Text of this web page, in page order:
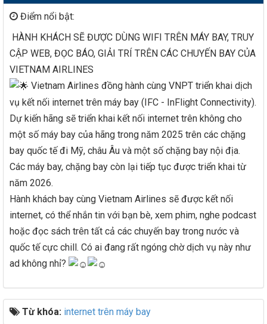
Điểm nổi bật:
HÀNH KHÁCH SẼ ĐƯỢC DÙNG WIFI TRÊN MÁY BAY, TRUY
CẬP WEB, ĐỌC BÁO, GIẢI TRÍ TRÊN CÁC CHUYẾN BAY CỦA
VIETNAM AIRLINES
Vietnam Airlines đồng hành cùng VNPT triển khai dịch
vụ kết nối internet trên máy bay (IFC - InFlight Connectivity).
Dự kiến hãng sẽ triển khai kết nối internet trên không cho
một số máy bay của hãng trong năm 2025 trên các chặng
bay quốc tế đi Mỹ, châu Âu và một số chặng bay nội địa.
Các máy bay, chặng bay còn lại tiếp tục được triển khai từ
năm 2026.
Hành khách bay cùng Vietnam Airlines sẽ được kết nối
internet, có thể nhắn tin với bạn bè, xem phim, nghe podcast
hoặc đọc sách trên tất cả các chuyến bay trong nước và
quốc tế cực chill. Có ai đang rất ngóng chờ dịch vụ này như
ad không nhỉ?
Từ khóa: internet trên máy bay